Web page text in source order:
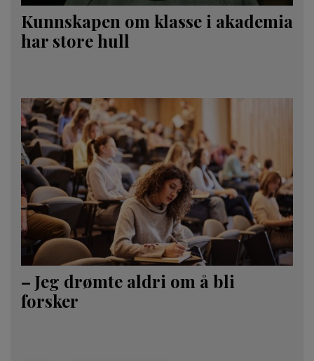
Kunnskapen om klasse i akademia
har store hull
– Jeg drømte aldri om å bli
forsker